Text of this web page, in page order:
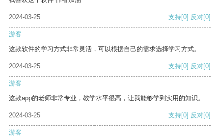
2024-03-25 支持[0] 反对[0]
游客
这款软件的学习方式非常灵活，可以根据自己的需求选择学习方式。
2024-03-25 支持[0] 反对[0]
游客
这款app的老师非常专业，教学水平很高，让我能够学到实用的知识。
2024-03-25 支持[0] 反对[0]
游客